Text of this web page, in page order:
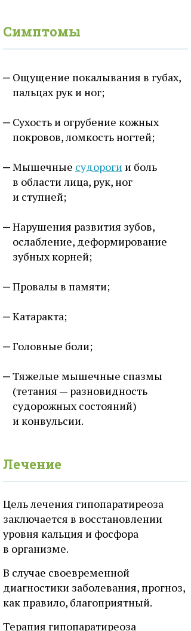
Симптомы
Ощущение покалывания в губах,
пальцах рук и ног;
Сухость и огрубение кожных
покровов, ломкость ногтей;
Мышечные судороги и боль
в области лица, рук, ног
и ступней;
Нарушения развития зубов,
ослабление, деформирование
зубных корней;
Провалы в памяти;
Катаракта;
Головные боли;
Тяжелые мышечные спазмы
(тетания — разновидность
судорожных состояний)
и конвульсии.
Лечение
Цель лечения гипопаратиреоза
заключается в восстановлении
уровня кальция и фосфора
в организме.
В случае своевременной
диагностики заболевания, прогноз,
как правило, благоприятный.
Терапия гипопаратиреоза